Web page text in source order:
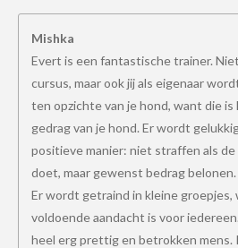
Mishka
Evert is een fantastische trainer.
cursus, maar ook jij als eigenaar
ten opzichte van je hond, want die
gedrag van je hond. Er wordt
positieve manier: niet straffen als
doet, maar gewenst bedrag
Er wordt getraind in kleine groepjes,
voldoende aandacht is voor
heel erg prettig en betrokken mens.